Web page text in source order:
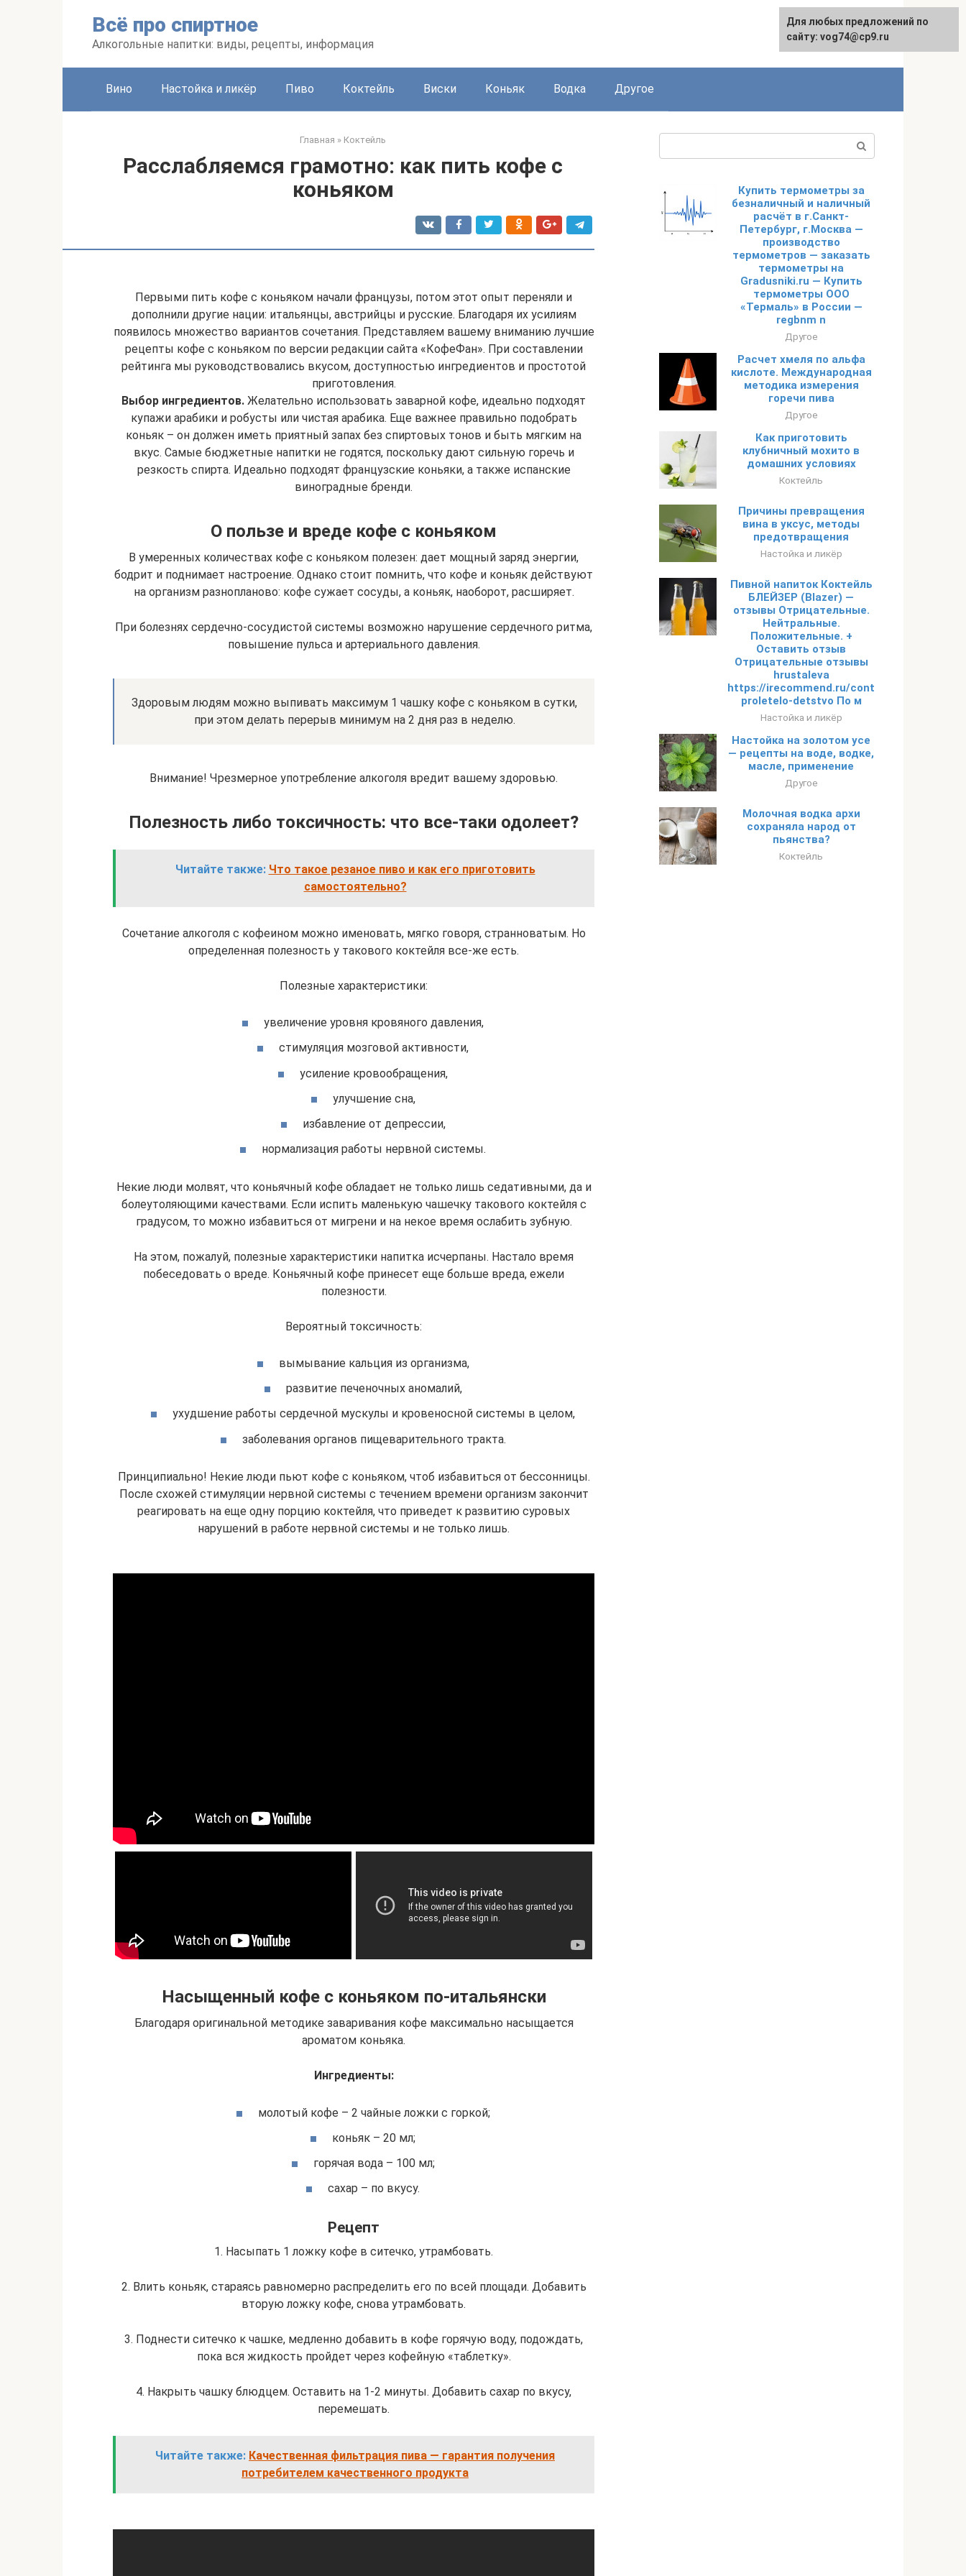
Всё про спиртное
Алкогольные напитки: виды, рецепты, информация
Вино Настойка и ликёр Пиво Коктейль Виски Коньяк Водка Другое
Главная » Коктейль
Расслабляемся грамотно: как пить кофе с
коньяком
Первыми пить кофе с коньяком начали французы, потом этот опыт переняли и
дополнили другие нации: итальянцы, австрийцы и русские. Благодаря их усилиям
появилось множество вариантов сочетания. Представляем вашему вниманию лучшие
рецепты кофе с коньяком по версии редакции сайта «КофеФан». При составлении
рейтинга мы руководствовались вкусом, доступностью ингредиентов и простотой
приготовления.
Выбор ингредиентов. Желательно использовать заварной кофе, идеально подходят
купажи арабики и робусты или чистая арабика. Еще важнее правильно подобрать
коньяк – он должен иметь приятный запах без спиртовых тонов и быть мягким на
вкус. Самые бюджетные напитки не годятся, поскольку дают сильную горечь и
резкость спирта. Идеально подходят французские коньяки, а также испанские
виноградные бренди.
О пользе и вреде кофе с коньяком
В умеренных количествах кофе с коньяком полезен: дает мощный заряд энергии,
бодрит и поднимает настроение. Однако стоит помнить, что кофе и коньяк действуют
на организм разнопланово: кофе сужает сосуды, а коньяк, наоборот, расширяет.
При болезнях сердечно-сосудистой системы возможно нарушение сердечного ритма,
повышение пульса и артериального давления.
Здоровым людям можно выпивать максимум 1 чашку кофе с коньяком в сутки,
при этом делать перерыв минимум на 2 дня раз в неделю.
Внимание! Чрезмерное употребление алкоголя вредит вашему здоровью.
Полезность либо токсичность: что все-таки одолеет?
Читайте также: Что такое резаное пиво и как его приготовить
самостоятельно?
Сочетание алкоголя с кофеином можно именовать, мягко говоря, странноватым. Но
определенная полезность у такового коктейля все-же есть.
Полезные характеристики:
увеличение уровня кровяного давления,
стимуляция мозговой активности,
усиление кровообращения,
улучшение сна,
избавление от депрессии,
нормализация работы нервной системы.
Некие люди молвят, что коньячный кофе обладает не только лишь седативными, да и
болеутоляющими качествами. Если испить маленькую чашечку такового коктейля с
градусом, то можно избавиться от мигрени и на некое время ослабить зубную.
На этом, пожалуй, полезные характеристики напитка исчерпаны. Настало время
побеседовать о вреде. Коньячный кофе принесет еще больше вреда, ежели
полезности.
Вероятный токсичность:
вымывание кальция из организма,
развитие печеночных аномалий,
ухудшение работы сердечной мускулы и кровеносной системы в целом,
заболевания органов пищеварительного тракта.
Принципиально! Некие люди пьют кофе с коньяком, чтоб избавиться от бессонницы.
После схожей стимуляции нервной системы с течением времени организм закончит
реагировать на еще одну порцию коктейля, что приведет к развитию суровых
нарушений в работе нервной системы и не только лишь.
Насыщенный кофе с коньяком по-итальянски
Благодаря оригинальной методике заваривания кофе максимально насыщается
ароматом коньяка.
Ингредиенты:
молотый кофе – 2 чайные ложки с горкой;
коньяк – 20 мл;
горячая вода – 100 мл;
сахар – по вкусу.
Рецепт
1. Насыпать 1 ложку кофе в ситечко, утрамбовать.
2. Влить коньяк, стараясь равномерно распределить его по всей площади. Добавить
вторую ложку кофе, снова утрамбовать.
3. Поднести ситечко к чашке, медленно добавить в кофе горячую воду, подождать,
пока вся жидкость пройдет через кофейную «таблетку».
4. Накрыть чашку блюдцем. Оставить на 1-2 минуты. Добавить сахар по вкусу,
перемешать.
Читайте также: Качественная фильтрация пива — гарантия получения
потребителем качественного продукта
Купить термометры за
безналичный и наличный
расчёт в г.Санкт-
Петербург, г.Москва —
производство
термометров — заказать
термометры на
Gradusniki.ru — Купить
термометры ООО
«Термаль» в России —
regbnm n
Другое
Расчет хмеля по альфа
кислоте. Международная
методика измерения
горечи пива
Другое
Как приготовить
клубничный мохито в
домашних условиях
Коктейль
Причины превращения
вина в уксус, методы
предотвращения
Настойка и ликёр
Пивной напиток Коктейль
БЛЕЙЗЕР (Blazer) —
отзывы Отрицательные.
Нейтральные.
Положительные. +
Оставить отзыв
Отрицательные отзывы
hrustaleva
https://irecommend.ru/content/tak-
proletelo-detstvo По м
Настойка и ликёр
Настойка на золотом усе
— рецепты на воде, водке,
масле, применение
Другое
Молочная водка архи
сохраняла народ от
пьянства?
Коктейль
Для любых предложений по
сайту: vog74@cp9.ru